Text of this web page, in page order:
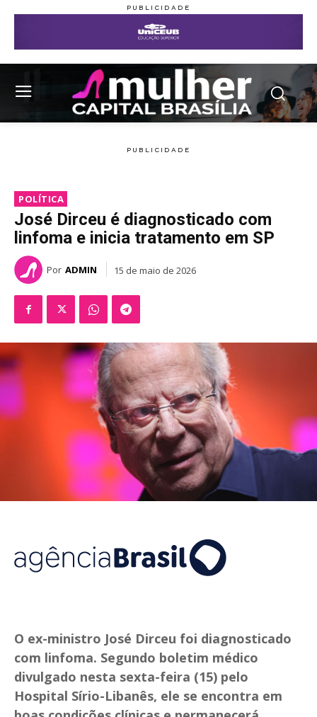
POLÍTICA
José Dirceu é diagnosticado com
linfoma e inicia tratamento em SP
Por ADMIN 15 de maio de 2026
O ex-ministro José Dirceu foi diagnosticado
com linfoma. Segundo boletim médico
divulgado nesta sexta-feira (15) pelo
Hospital Sírio-Libanês, ele se encontra em